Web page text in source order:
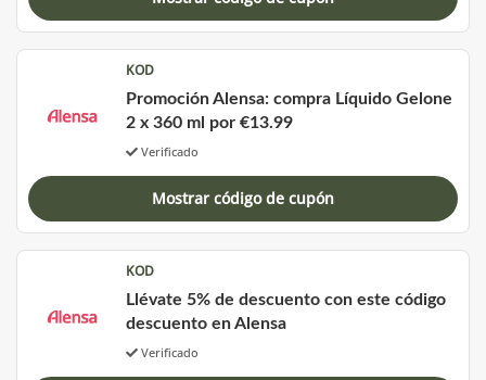
KOD
Promoción Alensa: compra Líquido Gelone
2 x 360 ml por €13.99
Verificado
Mostrar código de cupón
KOD
Llévate 5% de descuento con este código
descuento en Alensa
Verificado